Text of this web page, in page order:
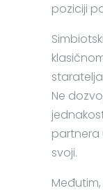
poziciji
Ne
partnera
svoji.